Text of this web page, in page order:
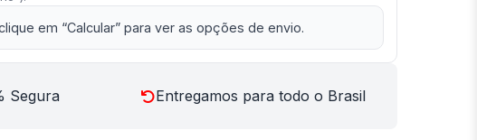
em “Calcular” para ver as opções de envio.
Segura Entregamos para todo o Brasil